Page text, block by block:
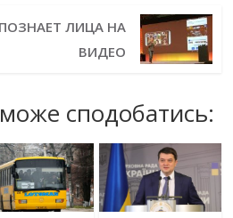
ЛИЦА НА
ВИДЕО
сподобатись: